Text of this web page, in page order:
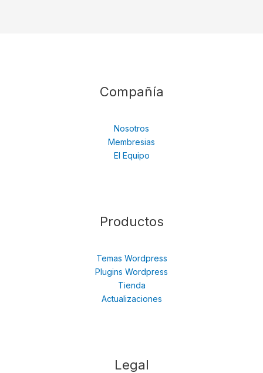
Compañía
Nosotros
Membresias
El Equipo
Productos
Temas Wordpress
Plugins Wordpress
Tienda
Actualizaciones
Legal